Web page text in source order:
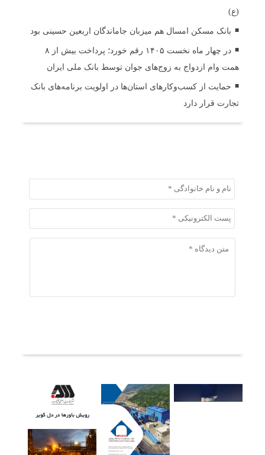
(ع)
بانک مسکن امسال هم میزبان جاماندگان اربعین حسینی بود
در چهار ماه نخست ۱۴۰۵ رقم خورد؛ پرداخت بیش از ۸
همت وام ازدواج به زوج‌های جوان توسط بانک ملی ایران
حمایت از کسب‌وکارهای استان‌ها در اولویت برنامه‌های بانک
تجارت قرار دارد